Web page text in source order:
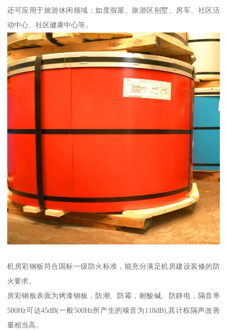
还可应用于旅游休闲领域：如度假屋、旅游区别墅、房车、社区活
动中心、社区健康中心等。
机房彩钢板符合国标一级防火标准，能充分满足机房建设装修的防
火要求。
房彩钢板表面为烤漆钢板，防潮、防霉，耐酸碱、防静电，隔音率
500Hz可达45dB(一般500Hz所产生的噪音为118dB),其计权隔声改善
量相当高。